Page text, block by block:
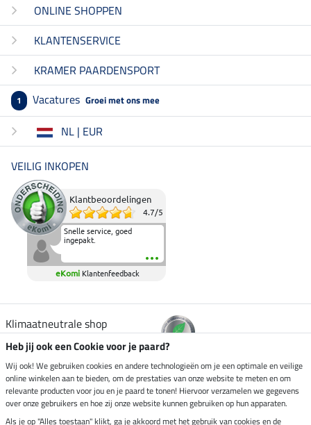
ONLINE SHOPPEN
KLANTENSERVICE
KRAMER PAARDENSPORT
1 Vacatures Groei met ons mee
NL | EUR
VEILIG INKOPEN
Klantbeoordelingen
4.7/5
Snelle service, goed
ingepakt.
eKomi Klantenfeedback
Klimaatneutrale shop
Verzending per
Veilig betalen met
Heb jij ook een Cookie voor je paard?
Wij ook! We gebruiken cookies en andere technologieën om je een optimale en veilige
online winkelen aan te bieden, om de prestaties van onze website te meten en om
relevante producten voor jou en je paard te tonen! Hiervoor verzamelen we gegevens
over onze gebruikers en hoe zij onze website kunnen gebruiken op hun apparaten.
Als je op "Alles toestaan" klikt, ga je akkoord met het gebruik van cookies en de